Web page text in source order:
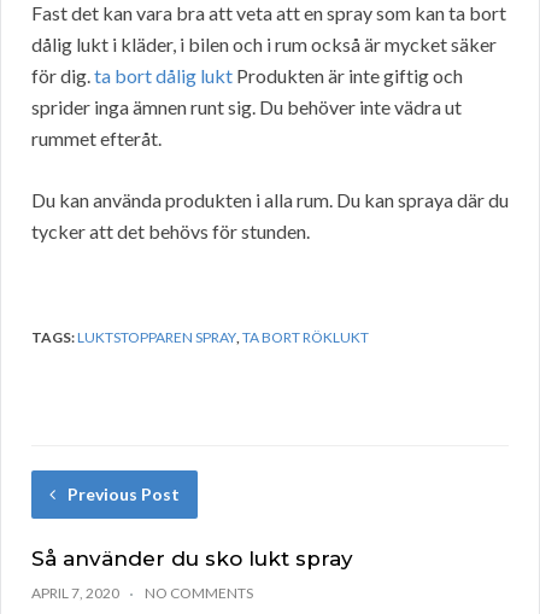
Fast det kan vara bra att veta att en spray som kan ta bort
dålig lukt i kläder, i bilen och i rum också är mycket säker
för dig.ta bort dålig lukt Produkten är inte giftig och
sprider inga ämnen runt sig. Du behöver inte vädra ut
rummet efteråt.
Du kan använda produkten i alla rum. Du kan spraya där du
tycker att det behövs för stunden.
TAGS:LUKTSTOPPAREN SPRAY,TA BORT RÖKLUKT
Previous Post
Så använder du sko lukt spray
APRIL 7, 2020 NO COMMENTS